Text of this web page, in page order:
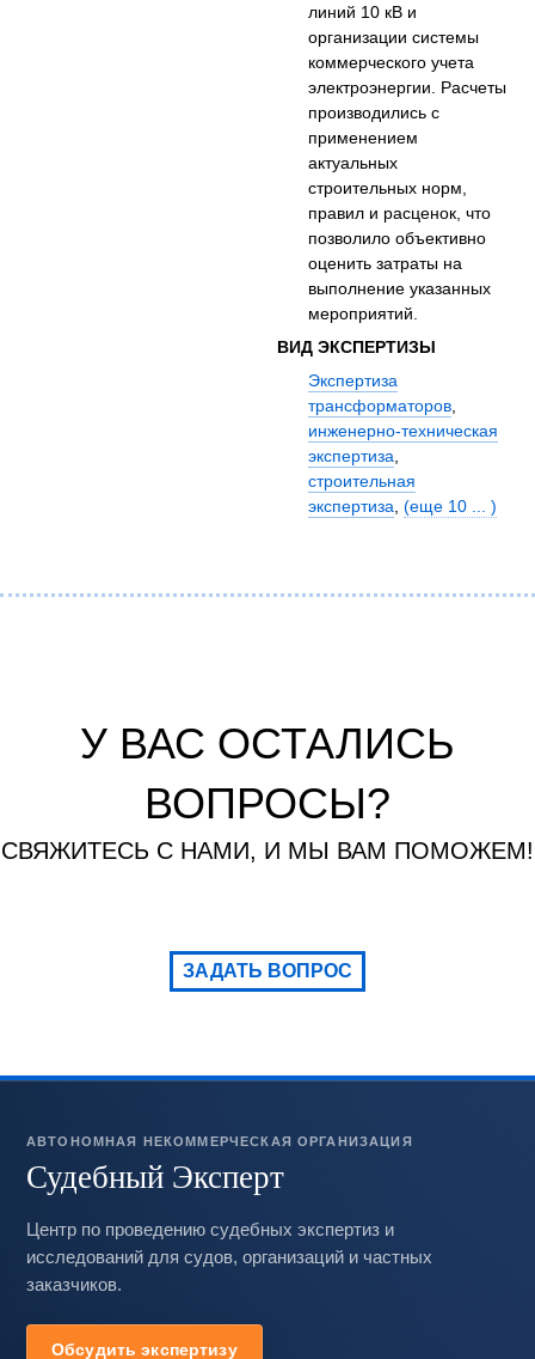
линий 10 кВ и
организации системы
коммерческого учета
электроэнергии. Расчеты
производились с
применением
актуальных
строительных норм,
правил и расценок, что
позволило объективно
оценить затраты на
выполнение указанных
мероприятий.
ВИД ЭКСПЕРТИЗЫ
Экспертиза
трансформаторов,
инженерно-техническая
экспертиза,
строительная
экспертиза,(еще 10 ... )
У ВАС ОСТАЛИСЬ
ВОПРОСЫ?
СВЯЖИТЕСЬ С НАМИ, И МЫ ВАМ ПОМОЖЕМ!
ЗАДАТЬ ВОПРОС
АВТОНОМНАЯ НЕКОММЕРЧЕСКАЯ ОРГАНИЗАЦИЯ
Судебный Эксперт
Центр по проведению судебных экспертиз и
исследований для судов, организаций и частных
заказчиков.
Обсудить экспертизу